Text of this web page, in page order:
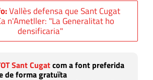
Vallès defensa que Sant Cugat
n'Ametller: "La Generalitat ho
densificaria"
Sant Cugatcom a font preferida
de forma gratuïta